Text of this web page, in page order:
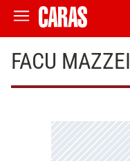
FACU MAZZEI